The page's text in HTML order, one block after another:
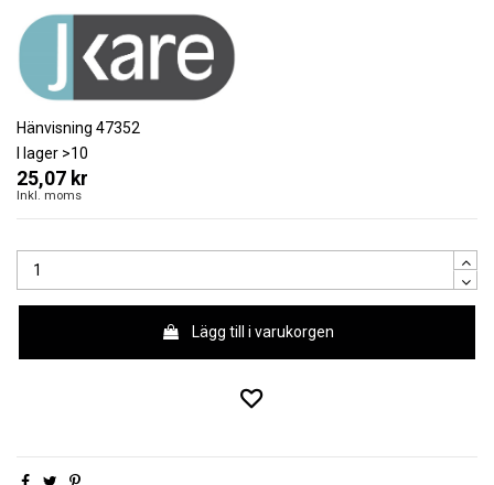
Hänvisning 47352
I lager >10
25,07 kr
Inkl. moms
Lägg till i varukorgen